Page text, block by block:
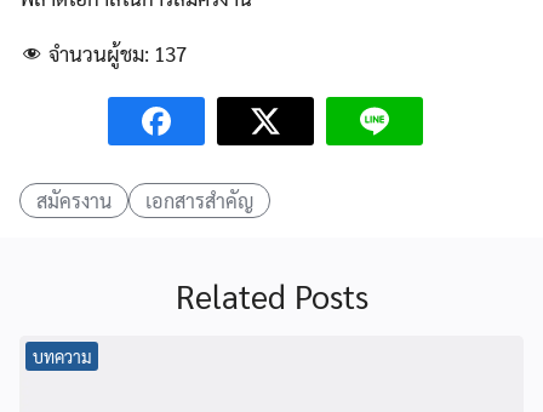
จำนวนผู้ชม: 137
สมัครงาน เอกสารสำคัญ
Related Posts
บทความ